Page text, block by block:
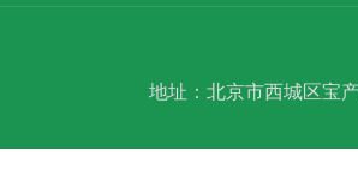
地址：北京市西城区宝